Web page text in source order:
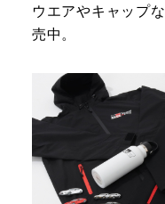
ウエアやキャップ
売中。